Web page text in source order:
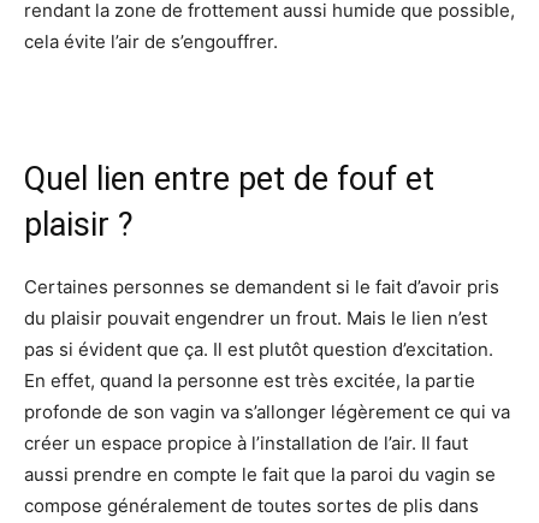
rendant la zone de frottement aussi humide que possible,
cela évite l’air de s’engouffrer.
Quel lien entre pet de fouf et
plaisir ?
Certaines personnes se demandent si le fait d’avoir pris
du plaisir pouvait engendrer un frout. Mais le lien n’est
pas si évident que ça. Il est plutôt question d’excitation.
En effet, quand la personne est très excitée, la partie
profonde de son vagin va s’allonger légèrement ce qui va
créer un espace propice à l’installation de l’air. Il faut
aussi prendre en compte le fait que la paroi du vagin se
compose généralement de toutes sortes de plis dans